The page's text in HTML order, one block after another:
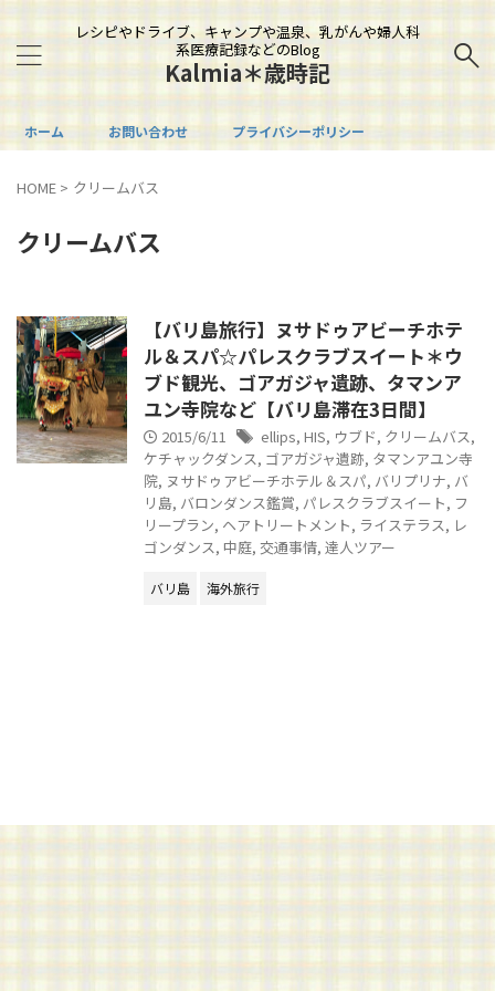
レシピやドライブ、キャンプや温泉、乳がんや婦人科
系医療記録などのBlog
Kalmia＊歳時記
ホーム お問い合わせ プライバシーポリシー
HOME > クリームバス
クリームバス
【バリ島旅行】ヌサドゥアビーチホテ
ル＆スパ☆パレスクラブスイート＊ウ
ブド観光、ゴアガジャ遺跡、タマンア
ユン寺院など【バリ島滞在3日間】
2015/6/11 ellips, HIS, ウブド, クリームバス,
ケチャックダンス, ゴアガジャ遺跡, タマンアユン寺
院, ヌサドゥアビーチホテル＆スパ, バリプリナ, バ
リ島, バロンダンス鑑賞, パレスクラブスイート, フ
リープラン, ヘアトリートメント, ライステラス, レ
ゴンダンス, 中庭, 交通事情, 達人ツアー
バリ島 海外旅行